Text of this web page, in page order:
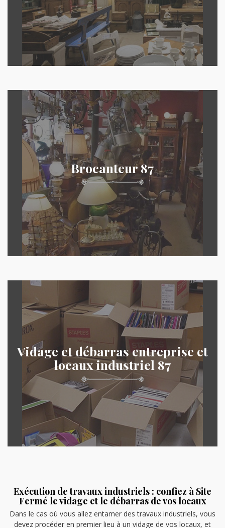
Brocanteur 87
Vidage et débarras entreprise et
locaux industriel 87
Exécution de travaux industriels : confiez à Site
Fermé le vidage et le débarras de vos locaux
Dans le cas où vous allez entamer des travaux industriels, vous
devez procéder en premier lieu à un vidage de vos locaux, et